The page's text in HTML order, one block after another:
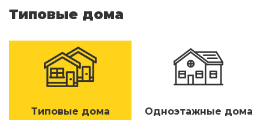
Типовые дома
Типовые дома Одноэтажные дома